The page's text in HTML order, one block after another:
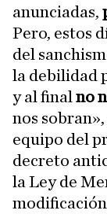
anunciadas,
Pero, estos
del
la debilidad
y al final no
nos
equipo del
decreto
la Ley de